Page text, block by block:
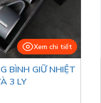
Xem chi tiết
BÌNH GIỮ NHIỆT
3 LY